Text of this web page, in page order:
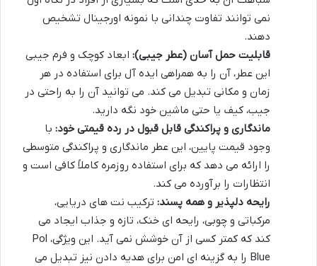
نمی توانند تفاوت چندانی با نمونه اورجینال تشخیص
دهند.
قابلیت حمل آسان (عطر جیبی): ابعاد کوچک و فرم جیبی
این عطر، آن را به همراهی ایده آل برای استفاده در هر
زمان و مکانی تبدیل می کند. می توانید آن را به راحتی در
جیب، کیف یا حتی ماشین خود نگه دارید.
ماندگاری و پراکندگی قابل قبول در رده قیمتی خود: با
وجود قیمت پایین، این عطر ماندگاری و پراکندگی متوسطی
را ارائه می دهد که برای استفاده روزمره کاملاً کافی است و
انتظارات را برآورده می کند.
رایحه دلپذیر و همه پسند: ترکیب نت های دریایی،
مرکباتی و چوبی، رایحه ای خنک، تازه و جذاب ایجاد می
کند که کمتر کسی از آن خوشش نمی آید. این ویژگی، Pol
Blue را به گزینه ای امن برای هدیه دادن نیز تبدیل می